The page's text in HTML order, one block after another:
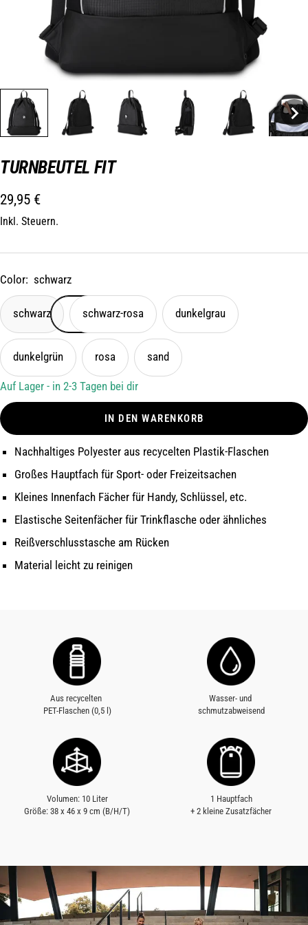
TURNBEUTEL FIT
Angebotspreis
29,95 €
Inkl. Steuern.
Color: schwarz
schwarz schwarz-rosa dunkelgrau
dunkelgrün rosa sand
Auf Lager - in 2-3 Tagen bei dir
IN DEN WARENKORB
Nachhaltiges Polyester aus recycelten Plastik-Flaschen
Großes Hauptfach für Sport- oder Freizeitsachen
Kleines Innenfach Fächer für Handy, Schlüssel, etc.
Elastische Seitenfächer für Trinkflasche oder ähnliches
Reißverschlusstasche am Rücken
Material leicht zu reinigen
Aus recycelten
PET-Flaschen (0,5 l)
Wasser- und
schmutzabweisend
Volumen: 10 Liter
Größe: 38 x 46 x 9 cm (B/H/T)
1 Hauptfach
+ 2 kleine Zusatzfächer